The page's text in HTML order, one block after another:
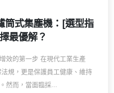
筒式集塵機：[選型指
最優解？
效的第一步 在現代工業生產
規，更是保護員工健康、維持
然而，當面臨採...